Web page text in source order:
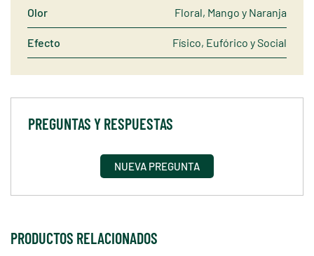
Olor Floral, Mango y Naranja
Efecto Físico, Eufórico y Social
PREGUNTAS Y RESPUESTAS
NUEVA PREGUNTA
PRODUCTOS RELACIONADOS